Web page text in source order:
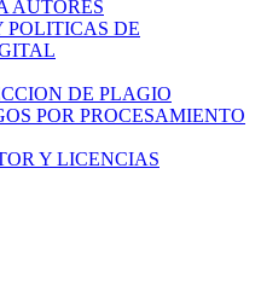
AUTORES
POLITICAS DE
DE PLAGIO
POR PROCESAMIENTO
Y LICENCIAS